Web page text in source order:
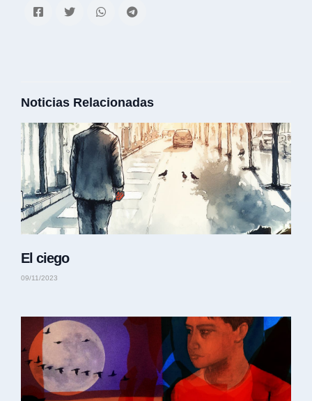
Noticias Relacionadas
El ciego
09/11/2023